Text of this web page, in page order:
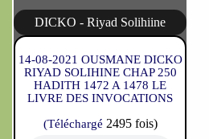
DICKO - Riyad Solihiine
14-08-2021 OUSMANE DICKO
RIYAD SOLIHINE CHAP 250
HADITH 1472 A 1478 LE
LIVRE DES INVOCATIONS
(Téléchargé 2495 fois)